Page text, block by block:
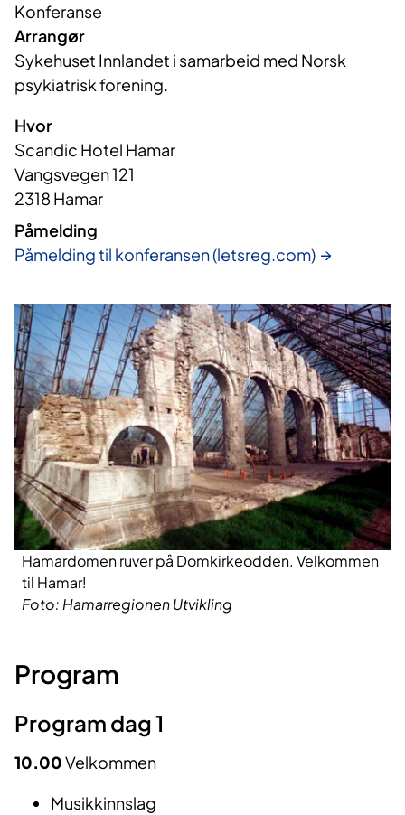
Konferanse
Arrangør
Sykehuset Innlandet i samarbeid med Norsk
psykiatrisk forening.
Hvor
Scandic Hotel Hamar
Vangsvegen 121
2318 Hamar
Påmelding
Påmelding til konferansen (letsreg.com)
Foto: Hamarregionen Utvikling
Hamardomen ruver på Domkirkeodden. Velkommen
til Hamar!
Program
Program dag 1
10.00Velkommen
Musikkinnslag